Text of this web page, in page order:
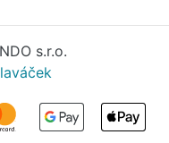
s.r.o.